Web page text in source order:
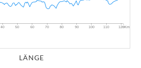
40 50 60 70 80 90 100 110 120~Km
LÄNGE